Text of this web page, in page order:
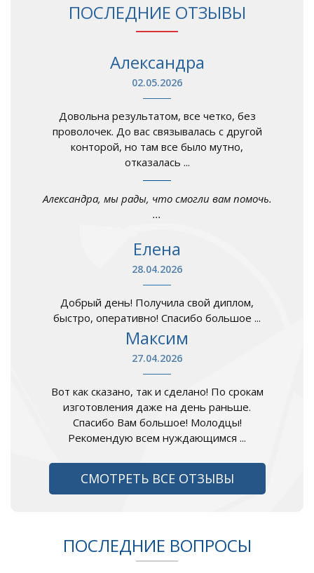
ПОСЛЕДНИЕ ОТЗЫВЫ
Александра
02.05.2026
Довольна результатом, все четко, без
проволочек. До вас связывалась с другой
конторой, но там все было мутно,
отказалась ...
Александра, мы рады, что смогли вам помочь.
...
Елена
28.04.2026
Добрый день! Получила свой диплом,
быстро, оперативно! Спасибо большое ...
Максим
27.04.2026
Вот как сказано, так и сделано! По срокам
изготовления даже на день раньше.
Спасибо Вам большое! Молодцы!
Рекомендую всем нуждающимся ...
СМОТРЕТЬ ВСЕ ОТЗЫВЫ
ПОСЛЕДНИЕ ВОПРОСЫ